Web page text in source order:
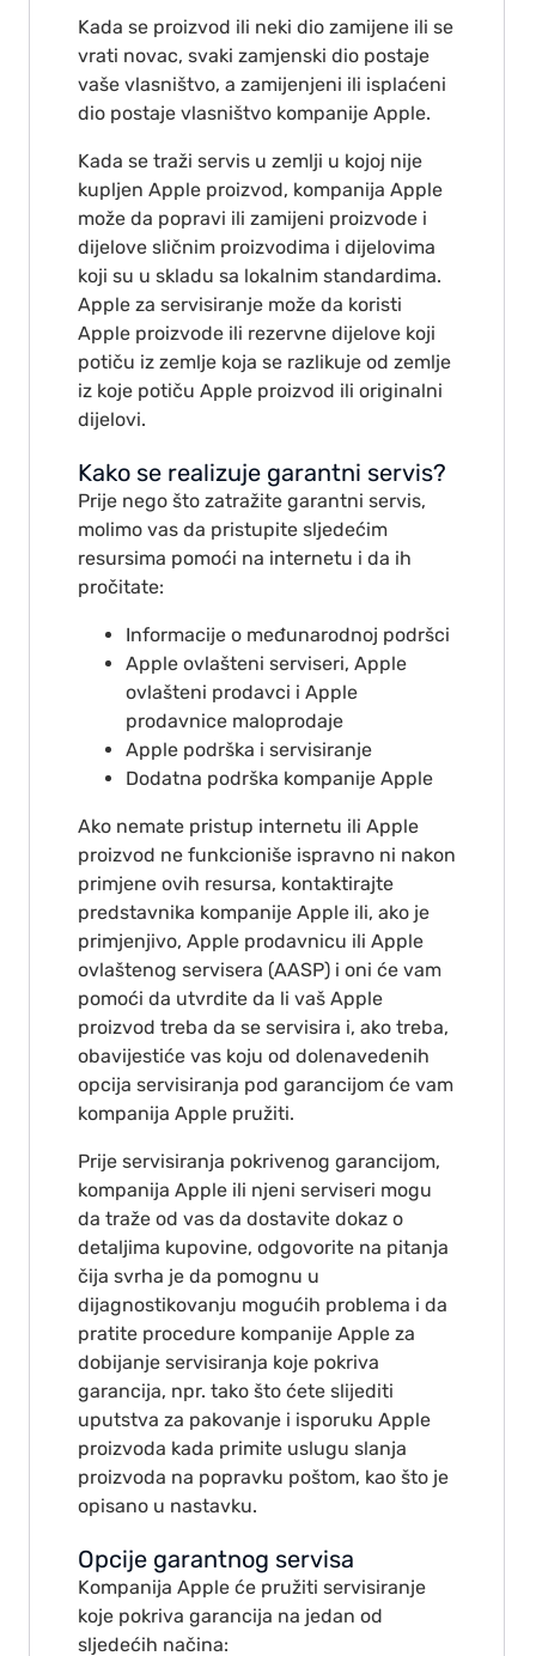
Kada se proizvod ili neki dio zamijene ili se
vrati novac, svaki zamjenski dio postaje
vaše vlasništvo, a zamijenjeni ili isplaćeni
dio postaje vlasništvo kompanije Apple.
Kada se traži servis u zemlji u kojoj nije
kupljen Apple proizvod, kompanija Apple
može da popravi ili zamijeni proizvode i
dijelove sličnim proizvodima i dijelovima
koji su u skladu sa lokalnim standardima.
Apple za servisiranje može da koristi
Apple proizvode ili rezervne dijelove koji
potiču iz zemlje koja se razlikuje od zemlje
iz koje potiču Apple proizvod ili originalni
dijelovi.
Kako se realizuje garantni servis?
Prije nego što zatražite garantni servis,
molimo vas da pristupite sljedećim
resursima pomoći na internetu i da ih
pročitate:
Informacije o međunarodnoj podršci
Apple ovlašteni serviseri, Apple
ovlašteni prodavci i Apple
prodavnice maloprodaje
Apple podrška i servisiranje
Dodatna podrška kompanije Apple
Ako nemate pristup internetu ili Apple
proizvod ne funkcioniše ispravno ni nakon
primjene ovih resursa, kontaktirajte
predstavnika kompanije Apple ili, ako je
primjenjivo, Apple prodavnicu ili Apple
ovlaštenog servisera (AASP) i oni će vam
pomoći da utvrdite da li vaš Apple
proizvod treba da se servisira i, ako treba,
obavijestiće vas koju od dolenavedenih
opcija servisiranja pod garancijom će vam
kompanija Apple pružiti.
Prije servisiranja pokrivenog garancijom,
kompanija Apple ili njeni serviseri mogu
da traže od vas da dostavite dokaz o
detaljima kupovine, odgovorite na pitanja
čija svrha je da pomognu u
dijagnostikovanju mogućih problema i da
pratite procedure kompanije Apple za
dobijanje servisiranja koje pokriva
garancija, npr. tako što ćete slijediti
uputstva za pakovanje i isporuku Apple
proizvoda kada primite uslugu slanja
proizvoda na popravku poštom, kao što je
opisano u nastavku.
Opcije garantnog servisa
Kompanija Apple će pružiti servisiranje
koje pokriva garancija na jedan od
sljedećih načina: